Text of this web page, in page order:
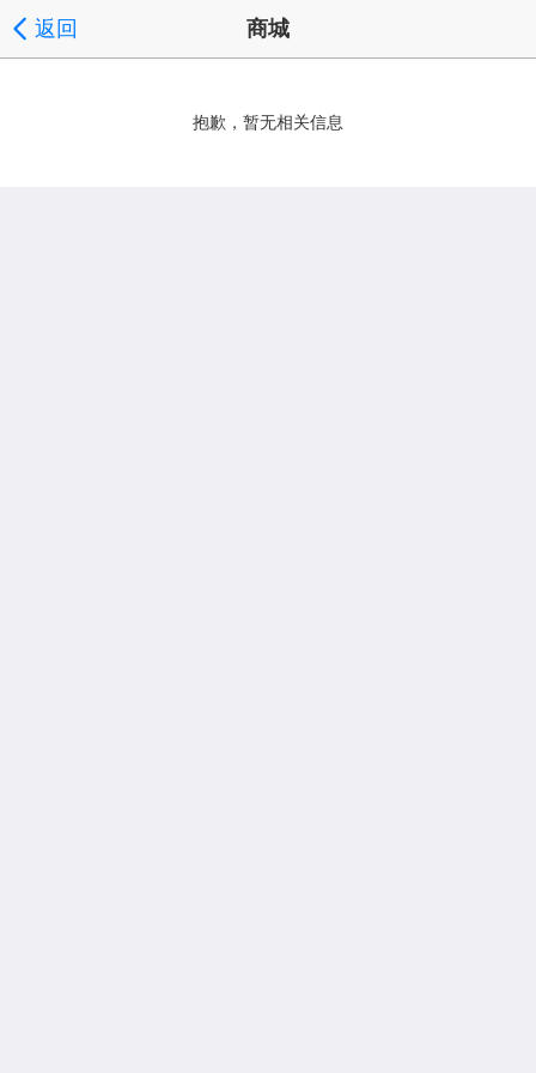
返回 商城
抱歉，暂无相关信息